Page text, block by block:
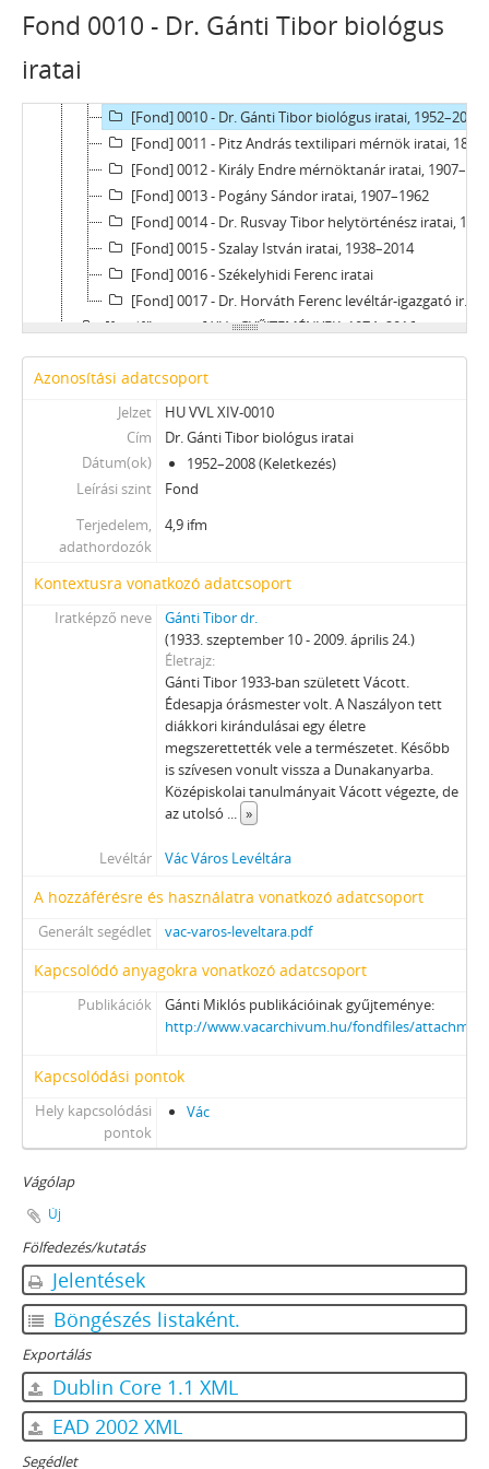
Fond 0010 - Dr. Gánti Tibor biológus
iratai
[Fond] 0006 - Dr. Sápi Vilmos történész iratai, 20. század
[Fond] 0007 - Szarka Gyula történész iratai, 1922–1968
[Fond] 0010 - Dr. Gánti Tibor biológus iratai, 1952–2008
[Fond] 0011 - Pitz András textilipari mérnök iratai, 1892–1992
[Fond] 0012 - Király Endre mérnöktanár iratai, 1907–1957
[Fond] 0013 - Pogány Sándor iratai, 1907–1962
[Fond] 0014 - Dr. Rusvay Tibor helytörténész iratai, 1980–1990
[Fond] 0015 - Szalay István iratai, 1938–2014
[Fond] 0016 - Székelyhidi Ferenc iratai
[Fond] 0017 - Dr. Horváth Ferenc levéltár-igazgató iratai
[fondfőcsoport] XV - GYŰJTEMÉNYEK, 1074–2016
[fondfőcsoport] XVI - A NÉPKÖZTÁRSASÁG ÉS A TANÁCSKÖZTÁRSASÁG FORRADALMI SZERVEI, 1919
[fondfőcsoport] XVII - NÉPHATALMI ÉS KÜLÖNLEGES FELADATOKRA LÉTREJÖTT BIZOTTSÁGOK, 1945–1990
[fondfőcsoport] XXIII - TANÁCSOK, 1945–1990
[fondfőcsoport] XXIV - AZ ÁLLAMIGAZGATÁS TERÜLETI SZERVEI, 1952–1991
[fondfőcsoport] XXIX - GAZDASÁGI SZERVEK, 1946–2010
[fondfőcsoport] XXX - SZÖVETKEZETEK, 1949–2015
Azonosítási adatcsoport
Jelzet
HU VVL XIV-0010
Cím
Dr. Gánti Tibor biológus iratai
Dátum(ok)
1952–2008 (Keletkezés)
Leírási szint
Fond
Terjedelem,
adathordozók
4,9 ifm
Kontextusra vonatkozó adatcsoport
Iratképző neve
Gánti Tibor dr.
(1933. szeptember 10 - 2009. április 24.)
Életrajz
Gánti Tibor 1933-ban született Vácott.
Édesapja órásmester volt. A Naszályon tett
diákkori kirándulásai egy életre
megszerettették vele a természetet. Később
is szívesen vonult vissza a Dunakanyarba.
Középiskolai tanulmányait Vácott végezte, de
az utolsó ... »
Levéltár Vác Város Levéltára
A hozzáférésre és használatra vonatkozó adatcsoport
Generált segédlet vac-varos-leveltara.pdf
Kapcsolódó anyagokra vonatkozó adatcsoport
Publikációk
Gánti Miklós publikációinak gyűjteménye:
http://www.vacarchivum.hu/fondfiles/
Kapcsolódási pontok
Hely kapcsolódási
pontok
Vác
Vágólap
Új
Fölfedezés/kutatás
Jelentések
Böngészés listaként.
Exportálás
Dublin Core 1.1 XML
EAD 2002 XML
Segédlet